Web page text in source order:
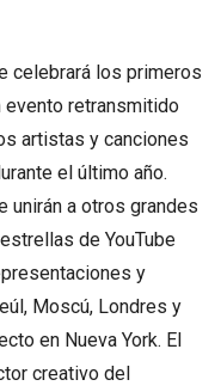
celebrará los primeros
evento retransmitido
artistas y canciones
el último año.
unirán a otros grandes
de YouTube
y
Moscú, Londres y
en Nueva York. El
creativo del